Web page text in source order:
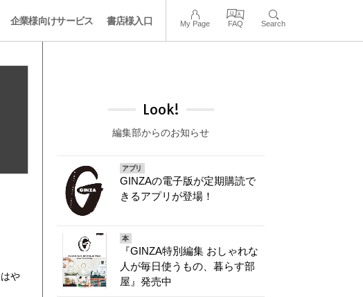
企業様向けサービス 書店様入口 My Page FAQ Search
や
Look!
編集部からのお知らせ
アプリ
GINZAの電子版が定期購読で
きるアプリが登場！
本
『GINZA特別編集 おしゃれな
人が毎日使うもの、暮らす部
屋』発売中